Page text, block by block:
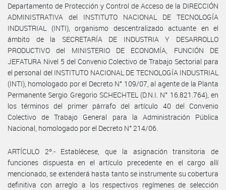
Departamento de Protección y Control de Acceso de la DIRECCIÓN
ADMINISTRATIVA del INSTITUTO NACIONAL DE TECNOLOGÍA
INDUSTRIAL (INTI), organismo descentralizado actuante en el
ámbito de la SECRETARÍA DE INDUSTRIA Y DESARROLLO
PRODUCTIVO del MINISTERIO DE ECONOMÍA, FUNCIÓN DE
JEFATURA Nivel 5 del Convenio Colectivo de Trabajo Sectorial para
el personal del INSTITUTO NACIONAL DE TECNOLOGÍA INDUSTRIAL
(INTI), homologado por el Decreto N° 109/07, al agente de la Planta
Permanente Sergio Gregorio SCHECHTEL (D.N.I. N° 16.821.764), en
los términos del primer párrafo del artículo 40 del Convenio
Colectivo de Trabajo General para la Administración Pública
Nacional, homologado por el Decreto N° 214/06.
ARTÍCULO 2º.- Establécese, que la asignación transitoria de
funciones dispuesta en el artículo precedente en el cargo allí
mencionado, se extenderá hasta tanto se instrumente su cobertura
definitiva con arreglo a los respectivos regímenes de selección